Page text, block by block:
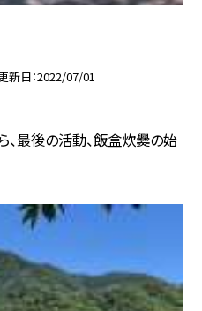
新日 2022/07/01
、最後の活動、飯盒炊爨の始